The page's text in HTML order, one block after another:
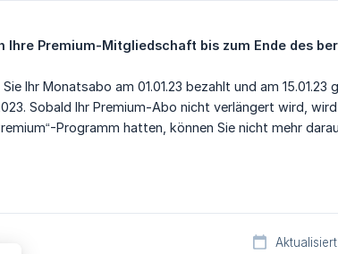
Ihre Premium-Mitgliedschaft bis zum Ende des
Sie Ihr Monatsabo am 01.01.23 bezahlt und am
Sobald Ihr Premium-Abo nicht verlängert wird,
Programm hatten, können Sie nicht mehr